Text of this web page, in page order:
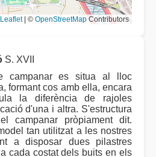
Leaflet © OpenStreetMapContributors
S. XVII
campanar es situa al lloc
formant cos amb ella, encara
la diferència de rajoles
d'una i altra. S'estructura
campanar pròpiament dit.
tan utilitzat a les nostres
a disposar dues pilastres
cada costat dels buits en els